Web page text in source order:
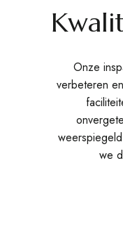
Onze
verbeteren
we